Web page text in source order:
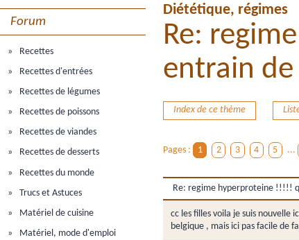
Forum
Recettes
Recettes d'entrées
Recettes de légumes
Recettes de poissons
Recettes de viandes
Recettes de desserts
Recettes du monde
Trucs et Astuces
Matériel de cuisine
Matériel, mode d'emploi
Diététique, régimes
Re:
entrain
Index de ce thème
Pages : 1 2 3 4 5 ...
Re: regime hyperproteine !!!!!
cc les filles voila je suis nouvelle
belgique , mais ici pas facile de